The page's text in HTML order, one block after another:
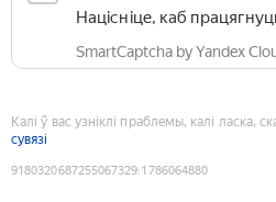
Націсніце, каб
SmartCaptcha by Yandex
Калі ў вас узніклі праблемы, калі ласка,
сувязі
9180320687255067329:1786064880